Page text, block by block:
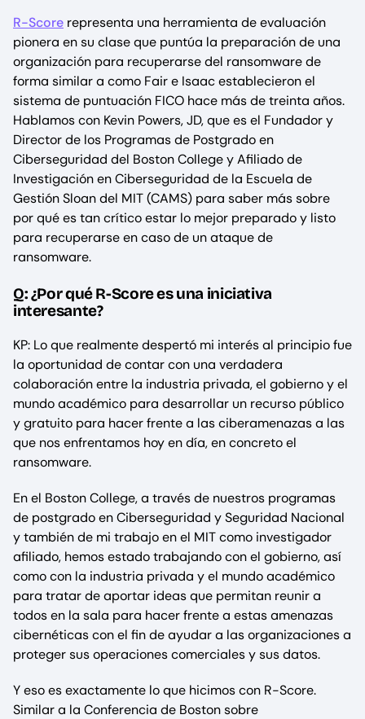
R-Score representa una herramienta de evaluación
pionera en su clase que puntúa la preparación de una
organización para recuperarse del ransomware de
forma similar a como Fair e Isaac establecieron el
sistema de puntuación FICO hace más de treinta años.
Hablamos con Kevin Powers, JD, que es el Fundador y
Director de los Programas de Postgrado en
Ciberseguridad del Boston College y Afiliado de
Investigación en Ciberseguridad de la Escuela de
Gestión Sloan del MIT (CAMS) para saber más sobre
por qué es tan crítico estar lo mejor preparado y listo
para recuperarse en caso de un ataque de
ransomware.
Q: ¿Por qué R-Score es una iniciativa
interesante?
KP: Lo que realmente despertó mi interés al principio fue
la oportunidad de contar con una verdadera
colaboración entre la industria privada, el gobierno y el
mundo académico para desarrollar un recurso público
y gratuito para hacer frente a las ciberamenazas a las
que nos enfrentamos hoy en día, en concreto el
ransomware.
En el Boston College, a través de nuestros programas
de postgrado en Ciberseguridad y Seguridad Nacional
y también de mi trabajo en el MIT como investigador
afiliado, hemos estado trabajando con el gobierno, así
como con la industria privada y el mundo académico
para tratar de aportar ideas que permitan reunir a
todos en la sala para hacer frente a estas amenazas
cibernéticas con el fin de ayudar a las organizaciones a
proteger sus operaciones comerciales y sus datos.
Y eso es exactamente lo que hicimos con R-Score.
Similar a la Conferencia de Boston sobre